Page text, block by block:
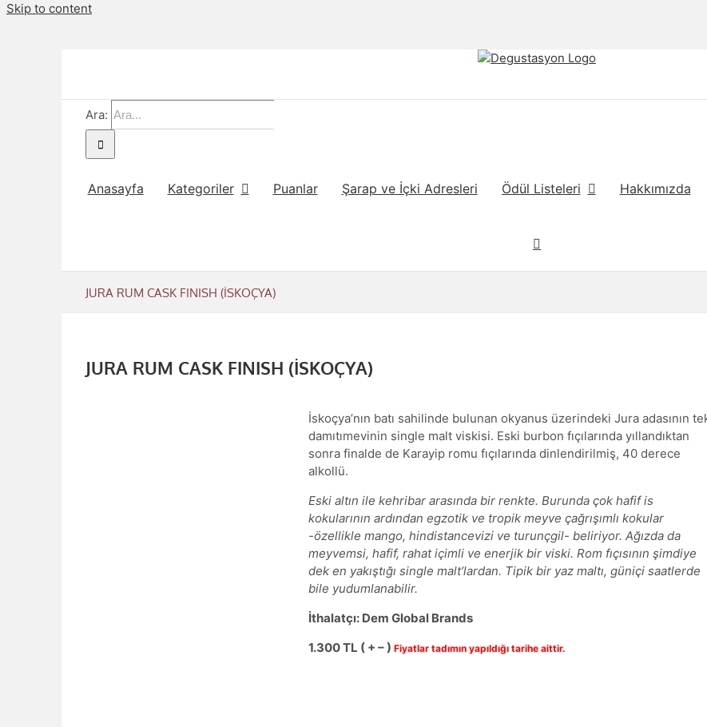
Skip to content
Ara:
Anasayfa Kategoriler Puanlar Şarap ve İçki Adresleri Ödül Listeleri Hakkımızda
JURA RUM CASK FINISH (İSKOÇYA)
JURA RUM CASK FINISH (İSKOÇYA)
İskoçya’nın batı sahilinde bulunan okyanus üzerindeki Jura adasının
damıtımevinin single malt viskisi. Eski burbon fıçılarında yıllandıktan
sonra finalde de Karayip romu fıçılarında dinlendirilmiş, 40 derece
alkollü.
Eski altın ile kehribar arasında bir renkte. Burunda çok hafif is
kokularının ardından egzotik ve tropik meyve çağrışımlı kokular
-özellikle mango, hindistancevizi ve turunçgil- beliriyor. Ağızda da
meyvemsi, hafif, rahat içimli ve enerjik bir viski. Rom fıçısının şimdiye
dek en yakıştığı single malt’lardan. Tipik bir yaz maltı, güniçi saatlerde
bile yudumlanabilir.
İthalatçı: Dem Global Brands
1.300TL ( + – )Fiyatlar tadımın yapıldığı tarihe aittir.